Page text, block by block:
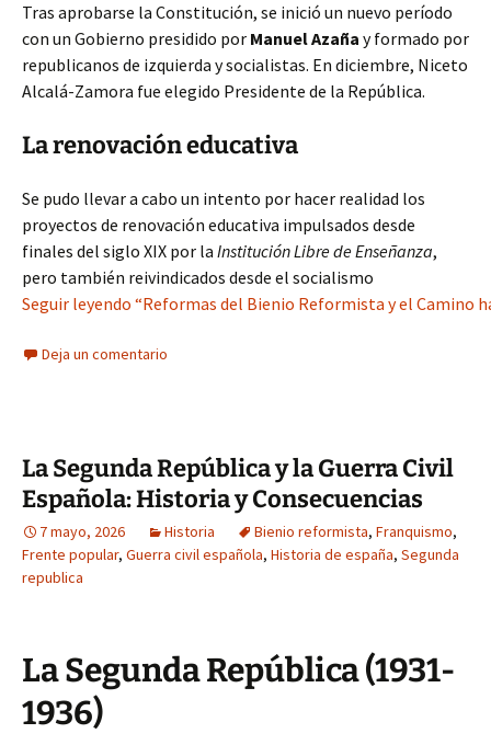
Tras aprobarse la Constitución, se inició un nuevo período
con un Gobierno presidido por Manuel Azaña y formado por
republicanos de izquierda y socialistas. En diciembre, Niceto
Alcalá-Zamora fue elegido Presidente de la República.
La renovación educativa
Se pudo llevar a cabo un intento por hacer realidad los
proyectos de renovación educativa impulsados desde
finales del siglo XIX por la Institución Libre de Enseñanza,
pero también reivindicados desde el socialismo
Seguir leyendo “Reformas del Bienio Reformista y el Camino
Deja un comentario
La Segunda República y la Guerra Civil
Española: Historia y Consecuencias
7 mayo, 2026 Historia Bienio reformista, Franquismo,
Frente popular, Guerra civil española, Historia de españa, Segunda
republica
La Segunda República (1931-
1936)